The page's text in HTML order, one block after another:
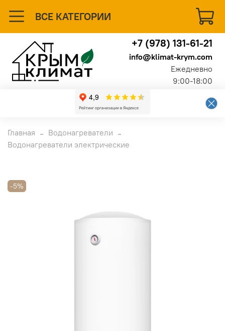
ВСЕ КАТЕГОРИИ
+7 (978) 131-61-21
info@klimat-krym.com
Ежедневно
9:00-18:00
Главная
Водонагреватели
Водонагреватели электрические
-5%